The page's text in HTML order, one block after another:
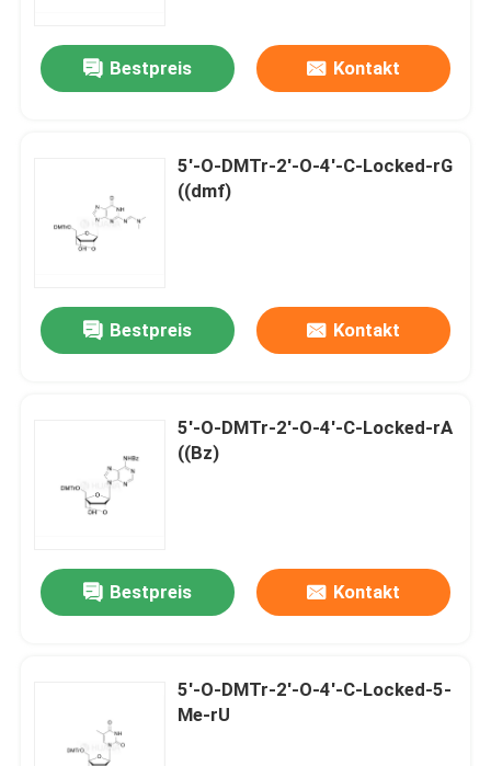
Produkte
Über uns
Qualitätskontrolle
Nachrichten
Phosphoramiditen
Bestpreis Kontakt
5'-O-DMTr-2'-O-4'-C-Locked-rG
((dmf)
Bestpreis Kontakt
5'-O-DMTr-2'-O-4'-C-Locked-rA
((Bz)
Bestpreis Kontakt
5'-O-DMTr-2'-O-4'-C-Locked-5-
Me-rU